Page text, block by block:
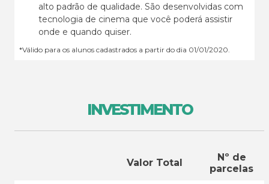
alto padrão de qualidade. São desenvolvidas com
tecnologia de cinema que você poderá assistir
onde e quando quiser.
*Válido para os alunos cadastrados a partir do dia 01/01/2020.
INVESTIMENTO
Valor Total
Nº de
parcelas